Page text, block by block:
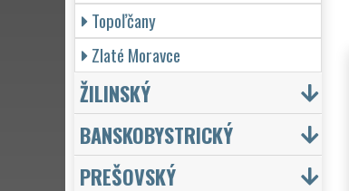
Topoľčany
Zlaté Moravce
ŽILINSKÝ
BANSKOBYSTRICKÝ
PREŠOVSKÝ